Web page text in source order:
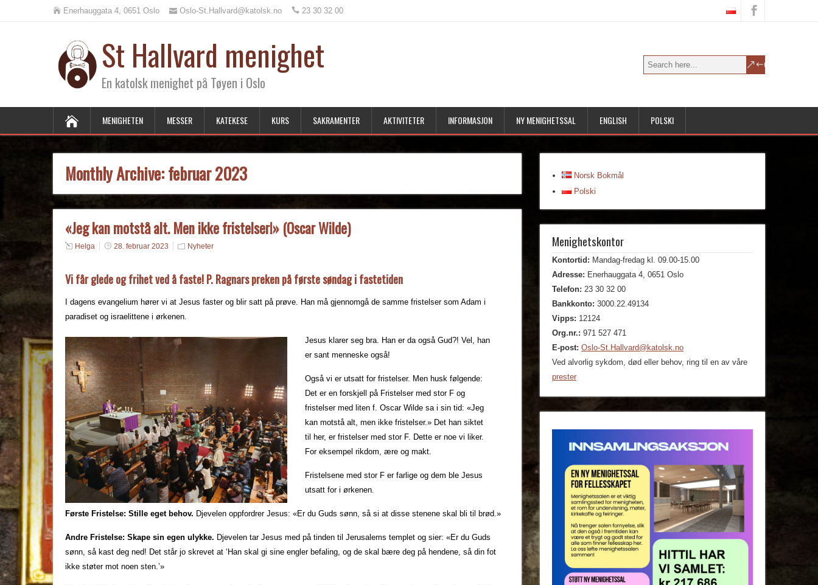
Enerhauggata 4, 0651 Oslo Oslo-St.Hallvard@katolsk.no 23 30 32 00
St Hallvard menighet
En katolsk menighet på Tøyen i Oslo
MENIGHETEN MESSER KATEKESE KURS SAKRAMENTER AKTIVITETER INFORMASJON NY MENIGHETSSAL ENGLISH POLSKI
Monthly Archive:februar 2023
«Jeg kan motstå alt. Men ikke fristelser!» (Oscar Wilde)
Helga 28. februar 2023 Nyheter
Vi får glede og frihet ved å faste! P. Ragnars preken på første søndag i fastetiden
I dagens evangelium hører vi at Jesus faster og blir satt på prøve. Han må gjennomgå de samme fristelser som Adam i
paradiset og israelittene i ørkenen.
Jesus klarer seg bra. Han er da også Gud?! Vel, han
er sant menneske også!
Også vi er utsatt for fristelser. Men husk følgende:
Det er en forskjell på Fristelser med stor F og
fristelser med liten f. Oscar Wilde sa i sin tid: «Jeg
kan motstå alt, men ikke fristelser.» Det han siktet
til her, er fristelser med stor F. Dette er noe vi liker.
For eksempel rikdom, ære og makt.
Fristelsene med stor F er farlige og dem ble Jesus
utsatt for i ørkenen.
Første Fristelse: Stille eget behov. Djevelen oppfordrer Jesus: «Er du Guds sønn, så si at disse stenene skal bli til brød.»
Andre Fristelse: Skape sin egen ulykke. Djevelen tar Jesus med på tinden til Jerusalems templet og sier: «Er du Guds
sønn, så kast deg ned! Det står jo skrevet at ‘Han skal gi sine engler befaling, og de skal bære deg på hendene, så din fot
ikke støter mot noen sten.’»
Norsk Bokmål
Polski
Menighetskontor
Kontortid: Mandag-fredag kl. 09.00-15.00
Adresse: Enerhauggata 4, 0651 Oslo
Telefon: 23 30 32 00
Bankkonto: 3000.22.49134
Vipps: 12124
Org.nr.: 971 527 471
E-post: Oslo-St.Hallvard@katolsk.no
Ved alvorlig sykdom, død eller behov, ring til en av våre
prester